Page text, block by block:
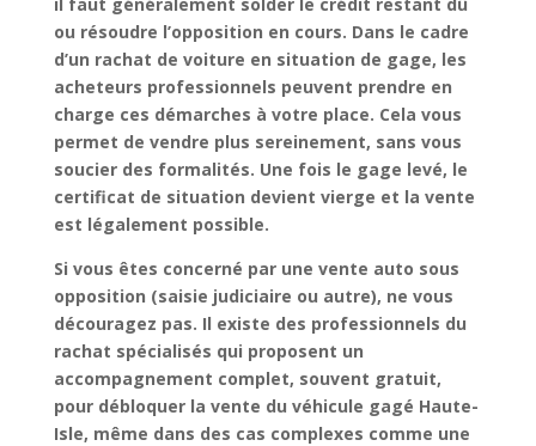
ou résoudre l’opposition en cours. Dans le cadre
d’un rachat de voiture en situation de gage, les
acheteurs professionnels peuvent prendre en
charge ces démarches à votre place. Cela vous
permet de vendre plus sereinement, sans vous
soucier des formalités. Une fois le gage levé, le
certificat de situation devient vierge et la vente
est légalement possible.
Si vous êtes concerné par une vente auto sous
opposition (saisie judiciaire ou autre), ne vous
découragez pas. Il existe des professionnels du
rachat spécialisés qui proposent un
accompagnement complet, souvent gratuit,
pour débloquer la vente du véhicule gagé Haute-
Isle, même dans des cas complexes comme une